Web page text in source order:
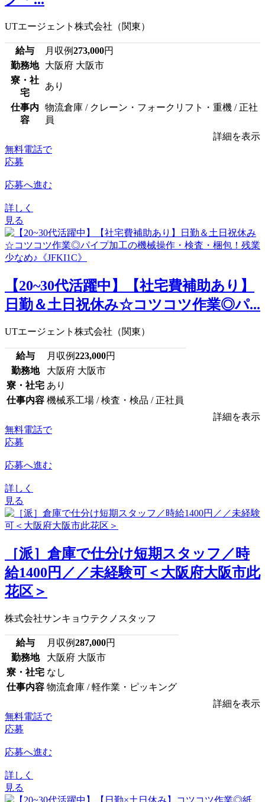
UTエージェント株式会社（関東）
給与 月収例273,000円
勤務地
大阪府 大阪市
寮・社
宅
あり
仕事内
容
物流倉庫 / クレーン・フォークリフト・重機 / 正社
員
詳細を表示
無料電話で
応募
応募へ進む
詳しく
見る
【20~30代活躍中】【社宅費補助あり】
日勤＆土日祝休み☆コツコツ作業◎パ...
UTエージェント株式会社（関東）
給与 月収例223,000円
勤務地
大阪府 大阪市
寮・社宅 あり
仕事内容 機械系工場 / 検査・検品 / 正社員
詳細を表示
無料電話で
応募
応募へ進む
詳しく
見る
［派］倉庫で仕分け短期スタッフ／時
給1400円／／未経験可＜大阪府大阪市此
花区＞
株式会社サンキョウテクノスタッフ
給与 月収例287,000円
勤務地
大阪府 大阪市
寮・社宅 なし
仕事内容 物流倉庫 / 軽作業・ピッキング
詳細を表示
無料電話で
応募
応募へ進む
詳しく
見る